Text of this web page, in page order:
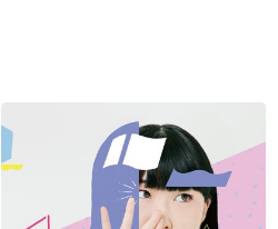
#男性シンガーグループ